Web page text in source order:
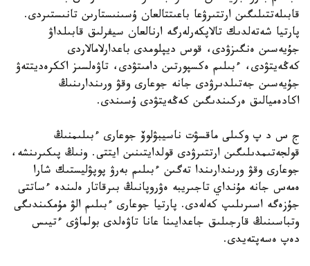
قابىلەتتىلىگىن ارتتىرۋعا باعىتتالعان ۇسىنىستارىن تانىستىردى.
پارتيا شەتەلدىك تالاپكەرلەرگە ارنالعان سيفرلىق قابىلداۋ
جۇيەسىن ەنگىزۋدى، قوس ديپلومدى باعدارلامالاردى
كەڭەيتۋدى، ءبىلىم ەكسپورتىن دامىتۋدى، تاۋەلسىز اككرەديتتەۋ
جۇيەسىن جەتىلدىرۋدى جانە جوعارى وقۋ ورىندارىنىڭ
اكادەميالىق ەركىندىگىن كەڭەيتۋدى ۇسىندى.
ج س د پ وكىلى ماقسۋت ناسيبۋلوۆ جوعارى ءبىلىمنىڭ
قولجەتىمدىلىگىن ارتتىرۋدى قولدايتىنىن ايتتى. ونىڭ پىكىرىنشە،
جوعارى وقۋ ورىندارىندا تەگىن ءبىلىم بەرۋ پوپۋليستىك شارا
ەمەس جانە مۇنداي تاجىريبە ەۋروپانىڭ بىرقاتار ەلىندە ءساتتى
جۇزەگە اسىرىلىپ كەلەدى. پارتيا جوعارى ءبىلىم الۋ مۇمكىندىگى
وتباسىنىڭ قارجىلىق جاعدايىنا عانا تاۋەلدى بولماۋى ءتيىس
دەپ ەسەپتەيدى.